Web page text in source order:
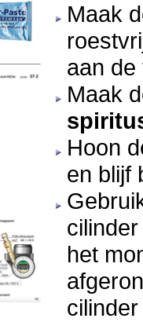
Maak
aan de
Maak
Hoon
en blijf
het